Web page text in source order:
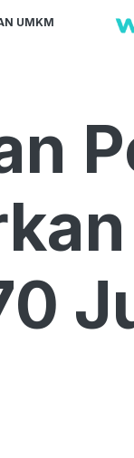
UMKM